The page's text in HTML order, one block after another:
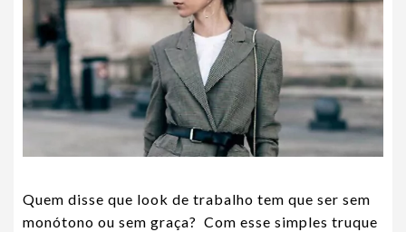
Quem disse que look de trabalho tem que ser sem
monótono ou sem graça? Com esse simples truque